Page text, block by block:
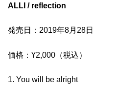
ALLI / reflection
発売⽇：2019年8⽉28⽇
価格：¥2,000（税込）
1. You will be alright